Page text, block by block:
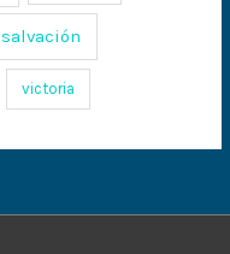
salvación
victoria